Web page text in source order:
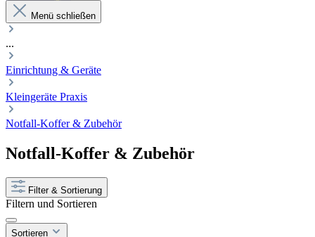
Menü schließen
...
Einrichtung & Geräte
Kleingeräte Praxis
Notfall-Koffer & Zubehör
Notfall-Koffer & Zubehör
Filter & Sortierung
Filtern und Sortieren
Sortieren